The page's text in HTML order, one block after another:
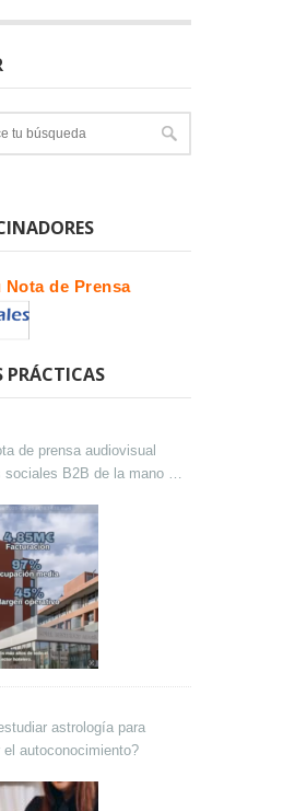
Nota de Prensa
PRÁCTICAS
de prensa audiovisual
sociales B2B de la mano de
astrología para
el autoconocimiento?